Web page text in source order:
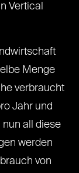
Vertical
Menge
verbraucht
Jahr und
nun all diese
werden
von